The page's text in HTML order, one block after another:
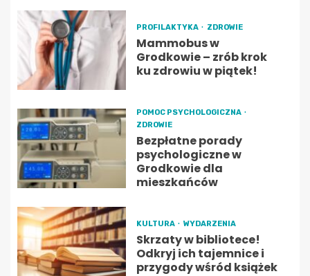
PROFILAKTYKA ZDROWIE
Mammobus w
Grodkowie – zrób krok
ku zdrowiu w piątek!
POMOC PSYCHOLOGICZNA
ZDROWIE
Bezpłatne porady
psychologiczne w
Grodkowie dla
mieszkańców
KULTURA WYDARZENIA
Skrzaty w bibliotece!
Odkryj ich tajemnice i
przygody wśród książek